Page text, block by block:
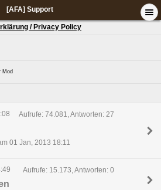
[AFA] Support
/ Privacy Policy
Mod
Aufrufe: 74.081, Antworten: 27
01 Jan, 2013 18:11
Aufrufe: 15.173, Antworten: 0